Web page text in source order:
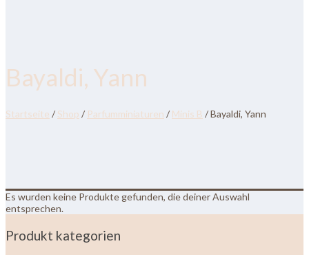
Bayaldi, Yann
Startseite / Shop / Parfumminiaturen / Minis B / Bayaldi, Yann
Es wurden keine Produkte gefunden, die deiner Auswahl
entsprechen.
Produkt kategorien